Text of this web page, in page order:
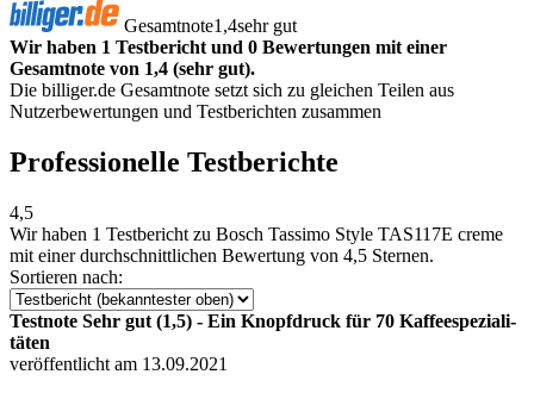
Gesamtnote1,4sehr gut
Wir haben 1 Testbericht und 0 Bewertungen mit einer
Gesamtnote von 1,4 (sehr gut).
Die billiger.de Gesamtnote setzt sich zu gleichen Teilen aus
Nutzerbewertungen und Testberichten zusammen
Professionelle Testberichte
4,5
Wir haben 1 Testbericht zu Bosch Tassimo Style TAS117E creme
mit einer durchschnittlichen Bewertung von 4,5 Sternen.
Sortieren nach:
Testnote Sehr gut (1,5) - Ein Knopf­druck für 70 Kaf­fee­s­pe­zia­li­
tä­ten
veröffentlicht am 13.09.2021